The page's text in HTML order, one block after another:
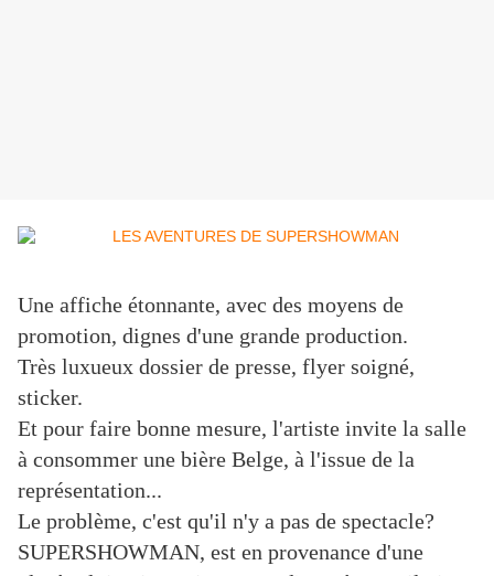
Une affiche étonnante, avec des moyens de
promotion, dignes d'une grande production.
Très luxueux dossier de presse, flyer soigné,
sticker.
Et pour faire bonne mesure, l'artiste invite la salle
à consommer une bière Belge, à l'issue de la
représentation...
Le problème, c'est qu'il n'y a pas de spectacle?
SUPERSHOWMAN, est en provenance d'une